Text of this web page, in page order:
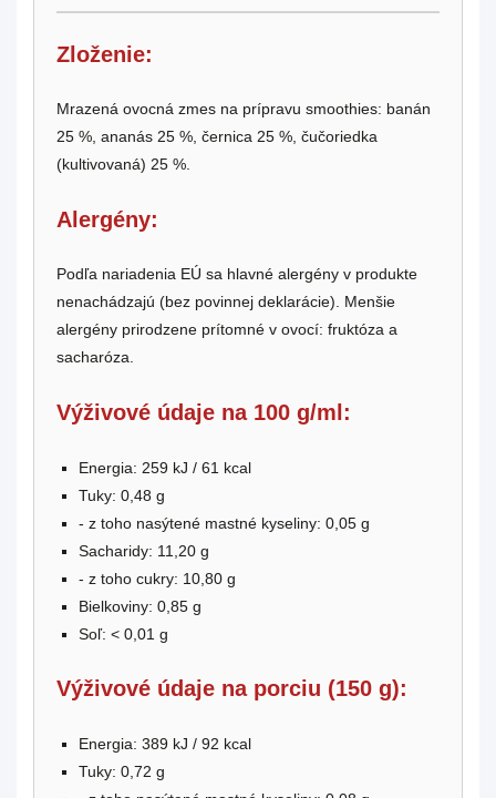
Zloženie:
Mrazená ovocná zmes na prípravu smoothies: banán
25 %, ananás 25 %, černica 25 %, čučoriedka
(kultivovaná) 25 %.
Alergény:
Podľa nariadenia EÚ sa hlavné alergény v produkte
nenachádzajú (bez povinnej deklarácie). Menšie
alergény prirodzene prítomné v ovocí: fruktóza a
sacharóza.
Výživové údaje na 100 g/ml:
Energia: 259 kJ / 61 kcal
Tuky: 0,48 g
- z toho nasýtené mastné kyseliny: 0,05 g
Sacharidy: 11,20 g
- z toho cukry: 10,80 g
Bielkoviny: 0,85 g
Soľ: < 0,01 g
Výživové údaje na porciu (150 g):
Energia: 389 kJ / 92 kcal
Tuky: 0,72 g